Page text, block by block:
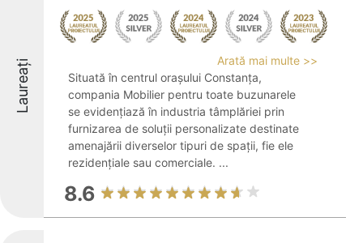
Laureați
Arată mai multe >>
Situată în centrul orașului Constanța,
compania Mobilier pentru toate buzunarele
se evidențiază în industria tâmplăriei prin
furnizarea de soluții personalizate destinate
amenajării diverselor tipuri de spații, fie ele
rezidențiale sau comerciale. ...
8.6